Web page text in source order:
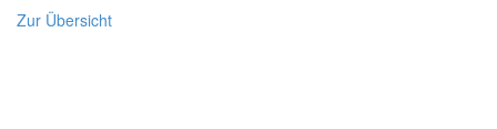
Zur Übersicht